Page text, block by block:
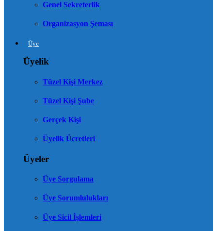
Genel Sekreterlik
Organizasyon Şeması
Üye
Üyelik
Tüzel Kişi Merkez
Tüzel Kişi Şube
Gerçek Kişi
Üyelik Ücretleri
Üyeler
Üye Sorgulama
Üye Sorumlulukları
Üye Sicil İşlemleri